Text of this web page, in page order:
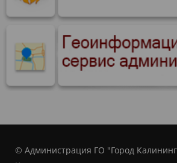
© Администрация ГО "Город